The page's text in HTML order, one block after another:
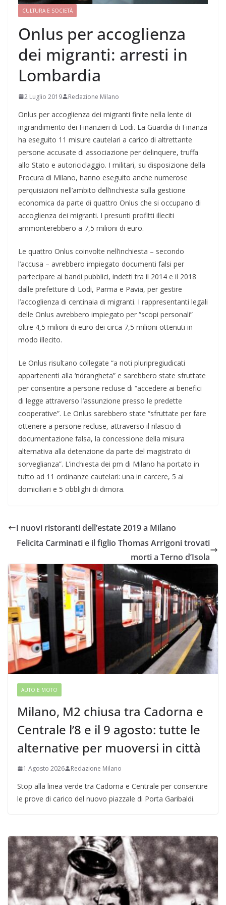
CULTURA E SOCIETÀ
Onlus per accoglienza
dei migranti: arresti in
Lombardia
2 Luglio 2019 Redazione Milano
Onlus per accoglienza dei migranti finite nella lente di
ingrandimento dei Finanzieri di Lodi. La Guardia di Finanza
ha eseguito 11 misure cautelari a carico di altrettante
persone accusate di associazione per delinquere, truffa
allo Stato e autoriciclaggio. I militari, su disposizione della
Procura di Milano, hanno eseguito anche numerose
perquisizioni nell’ambito dell’inchiesta sulla gestione
economica da parte di quattro Onlus che si occupano di
accoglienza dei migranti. I presunti profitti illeciti
ammonterebbero a 7,5 milioni di euro.
Le quattro Onlus coinvolte nell’inchiesta – secondo
l’accusa – avrebbero impiegato documenti falsi per
partecipare ai bandi pubblici, indetti tra il 2014 e il 2018
dalle prefetture di Lodi, Parma e Pavia, per gestire
l’accoglienza di centinaia di migranti. I rappresentanti legali
delle Onlus avrebbero impiegato per “scopi personali”
oltre 4,5 milioni di euro dei circa 7,5 milioni ottenuti in
modo illecito.
Le Onlus risultano collegate “a noti pluripregiudicati
appartenenti alla ‘ndrangheta” e sarebbero state sfruttate
per consentire a persone recluse di “accedere ai benefici
di legge attraverso l’assunzione presso le predette
cooperative”. Le Onlus sarebbero state “sfruttate per fare
ottenere a persone recluse, attraverso il rilascio di
documentazione falsa, la concessione della misura
alternativa alla detenzione da parte del magistrato di
sorveglianza”. L’inchiesta dei pm di Milano ha portato in
tutto ad 11 ordinanze cautelari: una in carcere, 5 ai
domiciliari e 5 obblighi di dimora.
I nuovi ristoranti dell’estate 2019 a Milano
Felicita Carminati e il figlio Thomas Arrigoni trovati
morti a Terno d’Isola
AUTO E MOTO
Milano, M2 chiusa tra Cadorna e
Centrale l’8 e il 9 agosto: tutte le
alternative per muoversi in città
1 Agosto 2026 Redazione Milano
Stop alla linea verde tra Cadorna e Centrale per consentire
le prove di carico del nuovo piazzale di Porta Garibaldi.